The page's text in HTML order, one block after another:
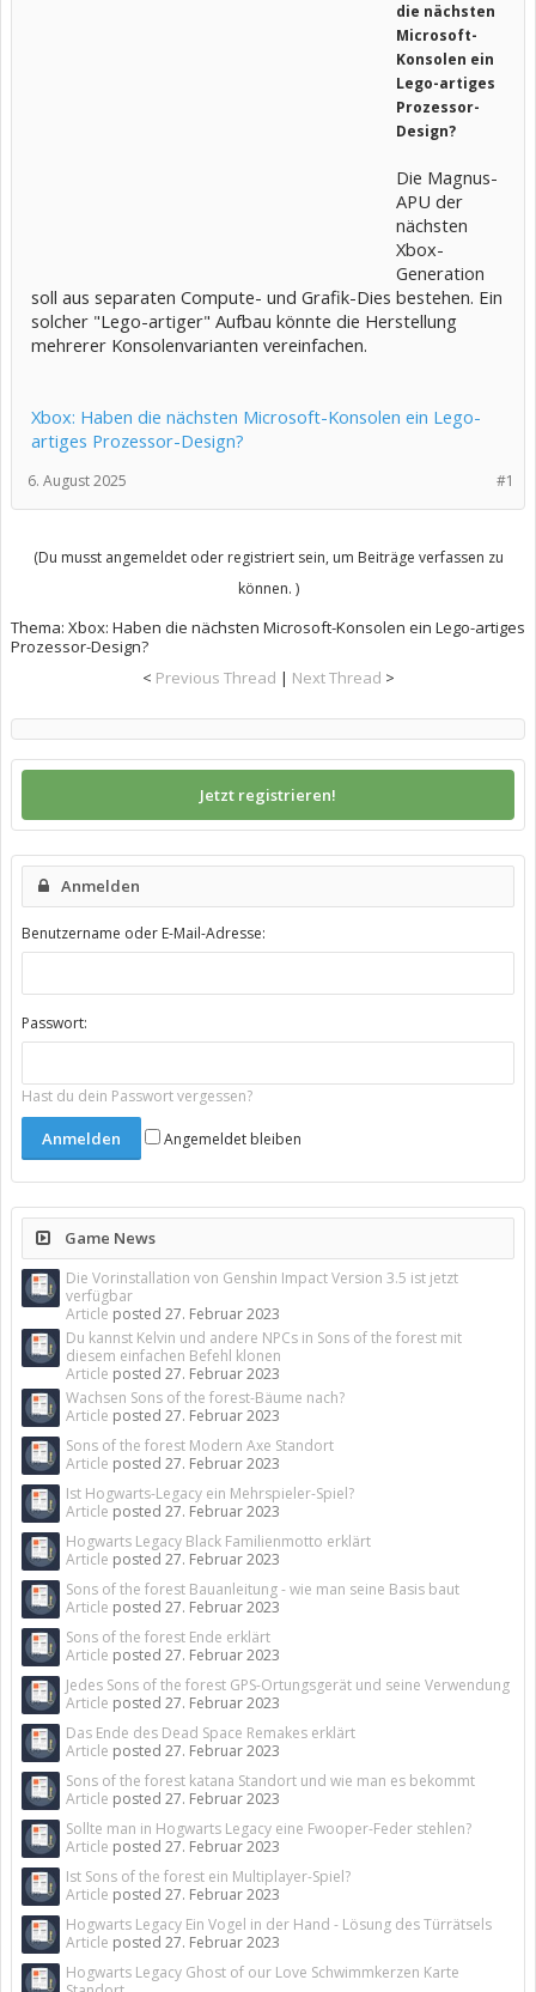
die nächsten
Microsoft-
Konsolen ein
Lego-artiges
Prozessor-
Design?
Die Magnus-
APU der
nächsten
Xbox-
Generation
soll aus separaten Compute- und Grafik-Dies bestehen. Ein
solcher "Lego-artiger" Aufbau könnte die Herstellung
mehrerer Konsolenvarianten vereinfachen.
Xbox: Haben die nächsten Microsoft-Konsolen ein Lego-
artiges Prozessor-Design?
#1
6. August 2025
(Du musst angemeldet oder registriert sein, um Beiträge verfassen zu
können. )
Thema: Xbox: Haben die nächsten Microsoft-Konsolen ein Lego-artiges
Prozessor-Design?
< Previous Thread | Next Thread >
Jetzt registrieren!
Anmelden
Benutzername oder E-Mail-Adresse:
Passwort:
Hast du dein Passwort vergessen?
Angemeldet bleiben
Game News
Die Vorinstallation von Genshin Impact Version 3.5 ist jetzt
verfügbar
Article posted 27. Februar 2023
Du kannst Kelvin und andere NPCs in Sons of the forest mit
diesem einfachen Befehl klonen
Article posted 27. Februar 2023
Wachsen Sons of the forest-Bäume nach?
Article posted 27. Februar 2023
Sons of the forest Modern Axe Standort
Article posted 27. Februar 2023
Ist Hogwarts-Legacy ein Mehrspieler-Spiel?
Article posted 27. Februar 2023
Hogwarts Legacy Black Familienmotto erklärt
Article posted 27. Februar 2023
Sons of the forest Bauanleitung - wie man seine Basis baut
Article posted 27. Februar 2023
Sons of the forest Ende erklärt
Article posted 27. Februar 2023
Jedes Sons of the forest GPS-Ortungsgerät und seine Verwendung
Article posted 27. Februar 2023
Das Ende des Dead Space Remakes erklärt
Article posted 27. Februar 2023
Sons of the forest katana Standort und wie man es bekommt
Article posted 27. Februar 2023
Sollte man in Hogwarts Legacy eine Fwooper-Feder stehlen?
Article posted 27. Februar 2023
Ist Sons of the forest ein Multiplayer-Spiel?
Article posted 27. Februar 2023
Hogwarts Legacy Ein Vogel in der Hand - Lösung des Türrätsels
Article posted 27. Februar 2023
Hogwarts Legacy Ghost of our Love Schwimmkerzen Karte